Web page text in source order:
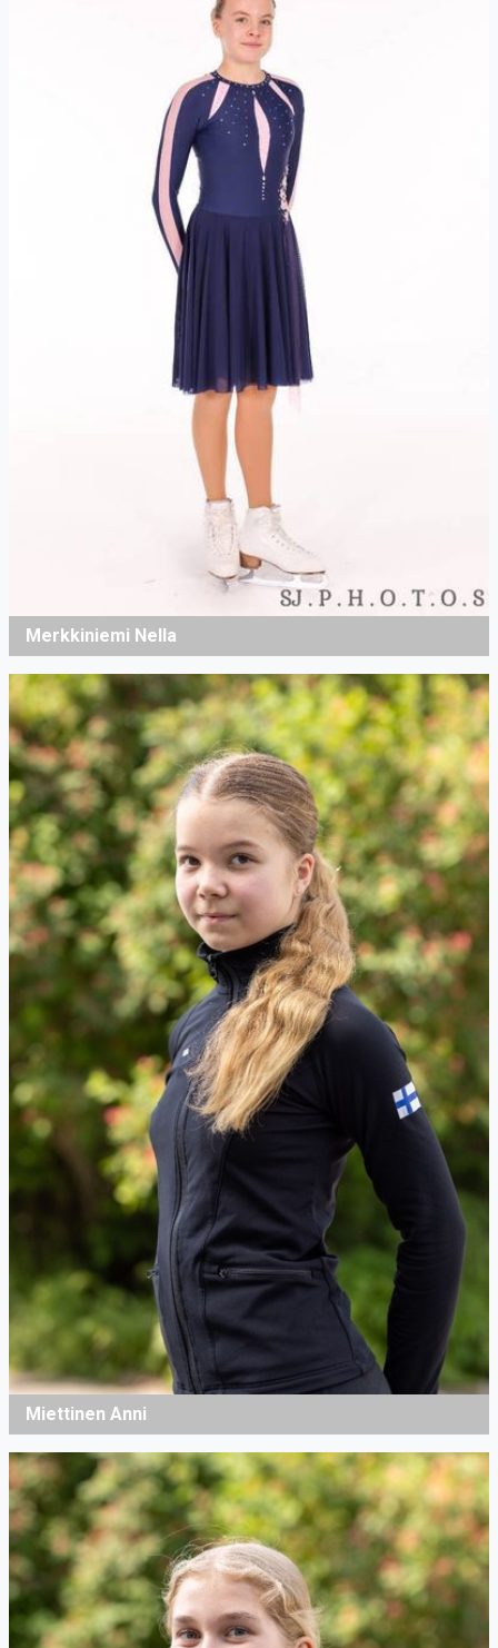
Merkkiniemi Nella
Miettinen Anni